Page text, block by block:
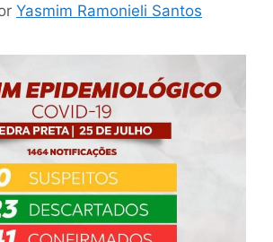
Yasmim Ramonieli Santos